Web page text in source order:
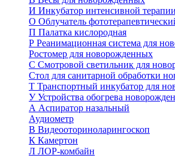
И Инкубатор интенсивной
О Облучатель
П Палатка кислородная
Р Реанимационная система для
Ростомер для новорожденных
С Смотровой светильник для
Стол для санитарной обработки
Т Транспортный инкубатор для
УУстройства обогрева
А Аспиратор назальный
Аудиометр
В Видеооториноларингоскоп
К Камертон
Л ЛОР-комбайн